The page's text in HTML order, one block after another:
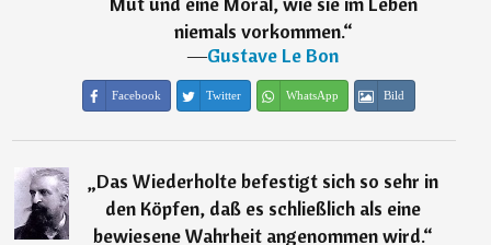
niemals vorkommen.“
―Gustave Le Bon
Facebook Twitter WhatsApp Bild
„Das Wiederholte befestigt sich so sehr in
den Köpfen, daß es schließlich als eine
bewiesene Wahrheit angenommen wird.“